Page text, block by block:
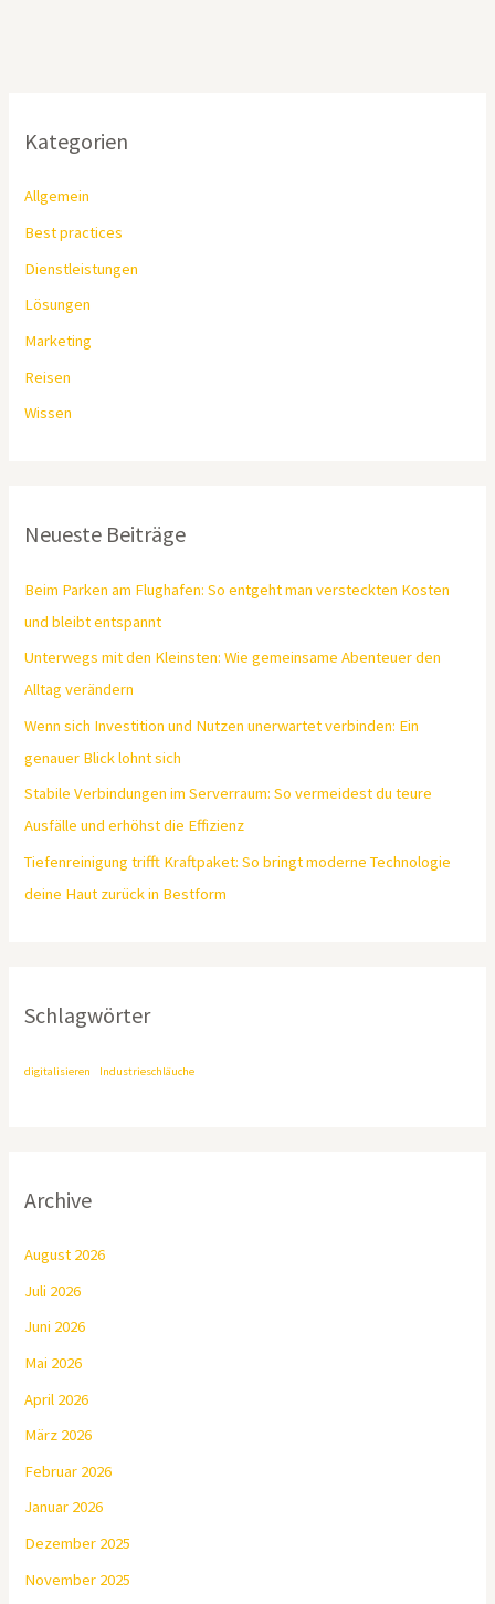
Kategorien
Allgemein
Best practices
Dienstleistungen
Lösungen
Marketing
Reisen
Wissen
Neueste Beiträge
Beim Parken am Flughafen: So entgeht man versteckten Kosten
und bleibt entspannt
Unterwegs mit den Kleinsten: Wie gemeinsame Abenteuer den
Alltag verändern
Wenn sich Investition und Nutzen unerwartet verbinden: Ein
genauer Blick lohnt sich
Stabile Verbindungen im Serverraum: So vermeidest du teure
Ausfälle und erhöhst die Effizienz
Tiefenreinigung trifft Kraftpaket: So bringt moderne Technologie
deine Haut zurück in Bestform
Schlagwörter
digitalisieren Industrieschläuche
Archive
August 2026
Juli 2026
Juni 2026
Mai 2026
April 2026
März 2026
Februar 2026
Januar 2026
Dezember 2025
November 2025